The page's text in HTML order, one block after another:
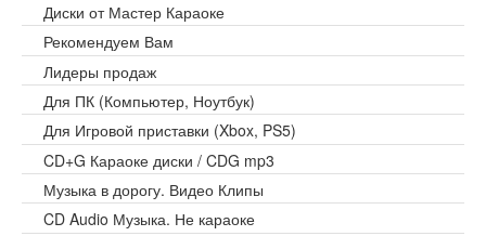
Диски от Мастер Караоке
Рекомендуем Вам
Лидеры продаж
Для ПК (Компьютер, Ноутбук)
Для Игровой приставки (Xbox, PS5)
CD+G Караоке диски / CDG mp3
Музыка в дорогу. Видео Клипы
CD Audio Музыка. Не караоке